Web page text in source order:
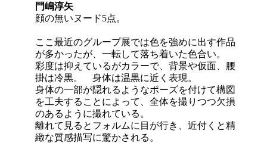
門嶋淳矢
顔の無いヌード5点。
ここ最近のグループ展では色を強めに出す作品
が多かったが、一転して落ち着いた色合い。
彩度は抑えているがカラーで、背景や仮面、腰
掛は冷黒。 身体は温黒に近く表現。
身体の一部が隠れるようなポーズを付けて構図
を工夫することによって、全体を撮りつつ欠損
のあるように撮れている。
離れて見るとフォルムに目が行き、近付くと精
緻な質感描写に驚かされる。